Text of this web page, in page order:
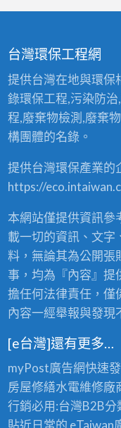
台灣環保工程網
提供台灣在地與環保
錄環保工程,污染防
程,廢棄物檢測,廢棄
構團體的名錄。
提供台灣環保產業的
https://
本網站僅提供資訊參
載一切的資訊、文字
料，無論其為公開張
事，均為『內容』提
擔任何法律責任，僅
內容一經舉報與發現
[e台灣]還有更多…
myPost廣告網快速
房屋修繕水電維修廠
行銷必用:台灣B2B分
貼近日常的 eTaiwan